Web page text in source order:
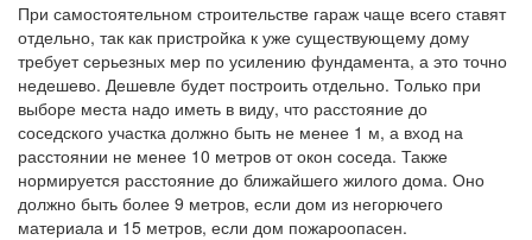
При самостоятельном строительстве гараж чаще всего ставят
отдельно, так как пристройка к уже существующему дому
требует серьезных мер по усилению фундамента, а это точно
недешево. Дешевле будет построить отдельно. Только при
выборе места надо иметь в виду, что расстояние до
соседского участка должно быть не менее 1 м, а вход на
расстоянии не менее 10 метров от окон соседа. Также
нормируется расстояние до ближайшего жилого дома. Оно
должно быть более 9 метров, если дом из негорючего
материала и 15 метров, если дом пожароопасен.